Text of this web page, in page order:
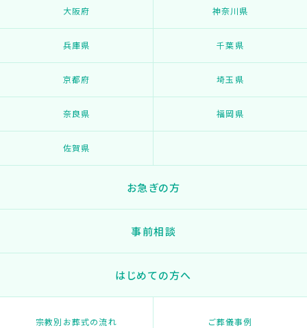
大阪府 神奈川県
兵庫県 千葉県
京都府 埼玉県
奈良県 福岡県
佐賀県
お急ぎの方
事前相談
はじめての方へ
宗教別お葬式の流れ ご葬儀事例